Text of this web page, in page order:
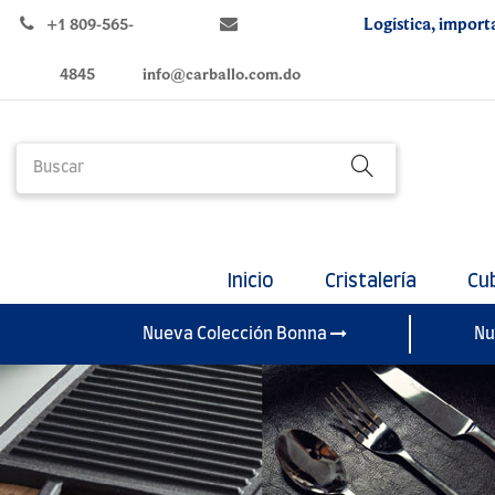
+1 809-565-
4845 info@carballo.com.do
Logística,
Inicio Cristalería
Nueva Colección Bonna